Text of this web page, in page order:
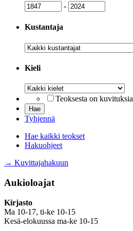
Julkaisuvuosi
- Julkaisuvuosi
Kustantaja
Kustantaja
Kieli
Kieli
Teoksesta on kuvituksia
Tyhjennä
Hae kaikki teokset
Hakuohjeet
→ Kuvittajahakuun
Aukioloajat
Kirjasto
Ma 10-17, ti-ke 10-15
Kesä-elokuussa ma-ke 10-15